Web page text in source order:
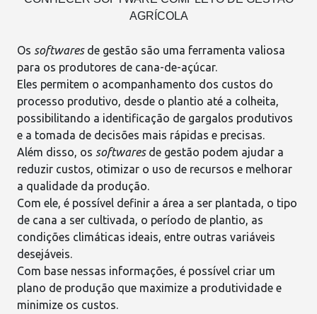
AGRÍCOLA
Os softwaresde gestão são uma ferramenta valiosa
para os produtores de cana-de-açúcar.
Eles permitem o acompanhamento dos custos do
processo produtivo, desde o plantio até a colheita,
possibilitando a identificação de gargalos produtivos
e a tomada de decisões mais rápidas e precisas.
Além disso, os softwaresde gestão podem ajudar a
reduzir custos, otimizar o uso de recursos e melhorar
a qualidade da produção.
Com ele, é possível definir a área a ser plantada, o tipo
de cana a ser cultivada, o período de plantio, as
condições climáticas ideais, entre outras variáveis
desejáveis.
Com base nessas informações, é possível criar um
plano de produção que maximize a produtividade e
minimize os custos.